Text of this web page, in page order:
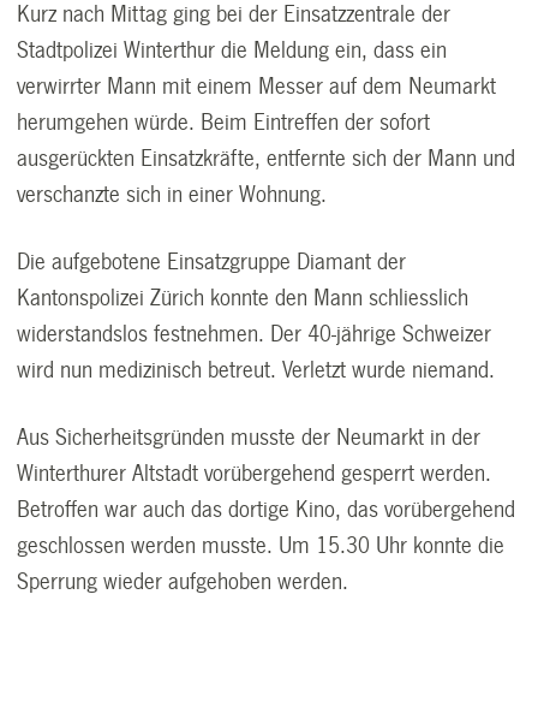
Kurz nach Mittag ging bei der Einsatzzentrale der
Stadtpolizei Winterthur die Meldung ein, dass ein
verwirrter Mann mit einem Messer auf dem Neumarkt
herumgehen würde. Beim Eintreffen der sofort
ausgerückten Einsatzkräfte, entfernte sich der Mann und
verschanzte sich in einer Wohnung.
Die aufgebotene Einsatzgruppe Diamant der
Kantonspolizei Zürich konnte den Mann schliesslich
widerstandslos festnehmen. Der 40-jährige Schweizer
wird nun medizinisch betreut. Verletzt wurde niemand.
Aus Sicherheitsgründen musste der Neumarkt in der
Winterthurer Altstadt vorübergehend gesperrt werden.
Betroffen war auch das dortige Kino, das vorübergehend
geschlossen werden musste. Um 15.30 Uhr konnte die
Sperrung wieder aufgehoben werden.